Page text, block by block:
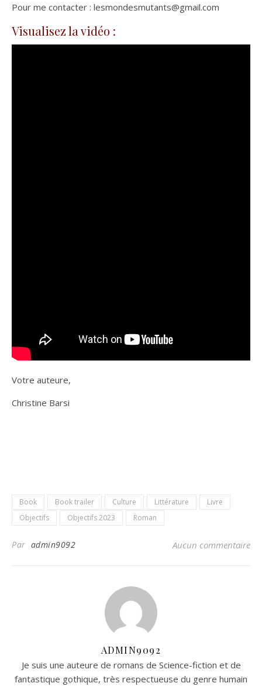
Pour me contacter : lesmondesmutants@gmail.com
Visualisez la vidéo :
Votre auteure,
Christine Barsi
Book Book trailer Culture Littérature
Livre
Objectifs
Objectifs 2023 Roman
Par admin9092 Aucun commentaire
ADMIN9092
Je suis une auteure de romans de Science-fiction et de
fantastique gothique, très respectueuse du genre humain